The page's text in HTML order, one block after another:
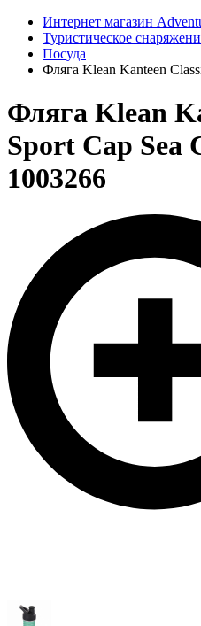
Интернет магазин
Туристическое
Посуда
Фляга Klean Kanteen
Фляга Klean
Sport Cap Sea
1003266